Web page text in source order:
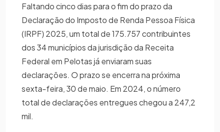
Faltando cinco dias para o fim do prazo da
Declaração do Imposto de Renda Pessoa Física
(IRPF) 2025, um total de 175.757 contribuintes
dos 34 municípios da jurisdição da Receita
Federal em Pelotas já enviaram suas
declarações. O prazo se encerra na próxima
sexta-feira, 30 de maio. Em 2024, o número
total de declarações entregues chegou a 247,2
mil.